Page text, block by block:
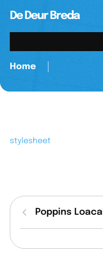
De Deur Breda
Home
stylesheet
Poppins Loacal